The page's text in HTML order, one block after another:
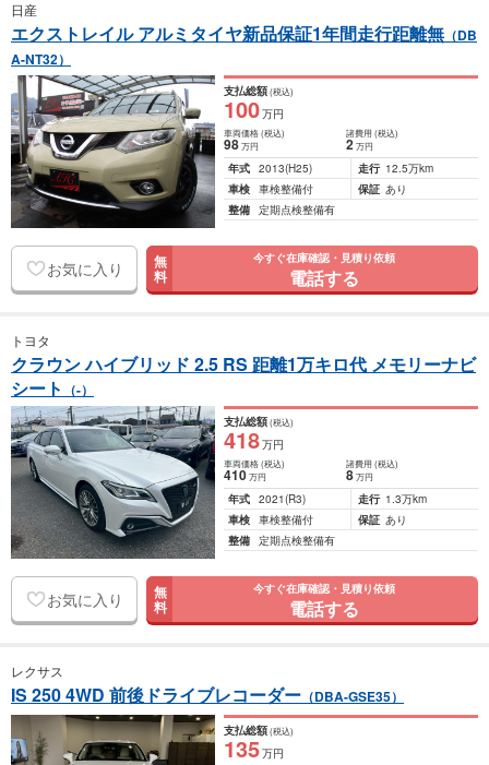
日産
エクストレイル アルミタイヤ新品保証1年間走行距離無 （DB
A-NT32）
支払総額(税込)
100万円
車両価格(税込)
98万円
諸費用 (税込)
2 万円
年式 2013(H25) 走行 12.5万km
車検 車検整備付 保証 あり
整備 定期点検整備有
お気に入り 無
料
今すぐ在庫確認・見積り依頼
電話する
トヨタ
クラウン ハイブリッド 2.5 RS 距離1万キロ代 メモリーナビ
シート （-）
支払総額(税込)
418万円
車両価格(税込)
410万円
諸費用 (税込)
8 万円
年式 2021(R3) 走行 1.3万km
車検 車検整備付 保証 あり
整備 定期点検整備有
お気に入り 無
料
今すぐ在庫確認・見積り依頼
電話する
レクサス
IS 250 4WD 前後ドライブレコーダー （DBA-GSE35）
支払総額(税込)
135万円